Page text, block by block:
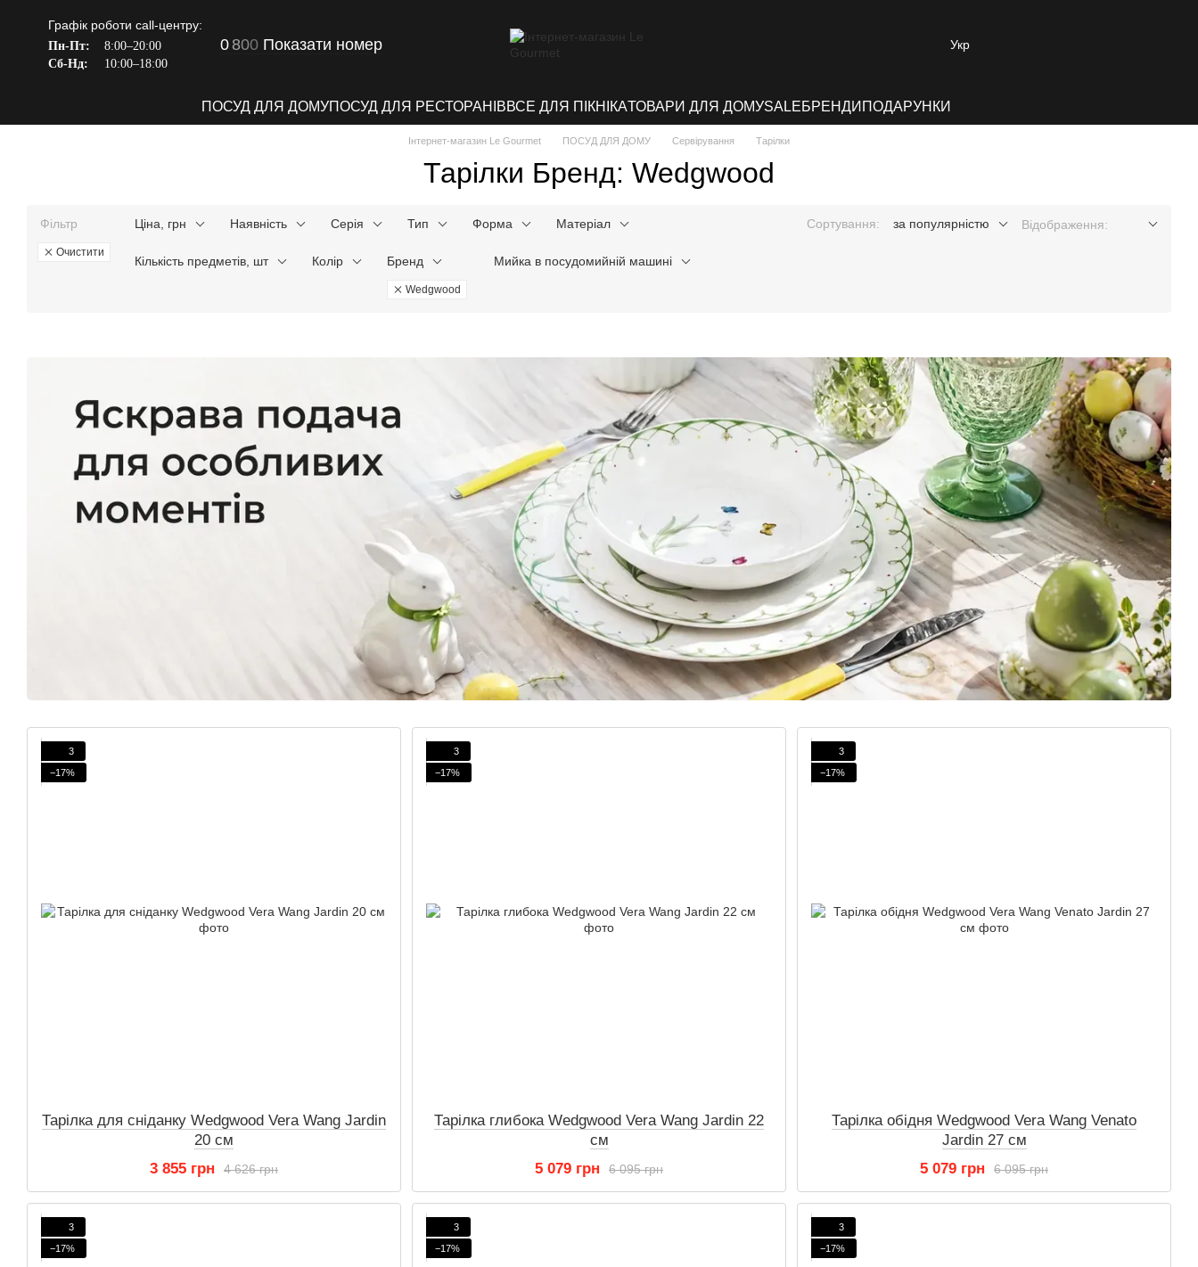
Графік роботи call-центру:
Пн-Пт:
8:00–20:00
Сб-Нд:
10:00–18:00
0800 Показати номер Укр
ПОСУД ДЛЯ ДОМУПОСУД ДЛЯ РЕСТОРАНІВВСЕ ДЛЯ ПІКНІКАТОВАРИ ДЛЯ ДОМУSALEБРЕНДИ ПОДАРУНКИ
Інтернет-магазин Le Gourmet ПОСУД ДЛЯ ДОМУ Сервірування Тарілки
Тарілки Бренд: Wedgwood
Фільтр
Очистити
Ціна, грн Наявність Серія Тип Форма Матеріал
Кількість предметів, шт Колір Бренд
Wedgwood
Мийка в посудомийній машині
Сортування: за популярністю Відображення:
3
−17%
Тарілка для сніданку Wedgwood Vera Wang Jardin
20 см
4 626 грн
3 855 грн
3
−17%
Тарілка глибока Wedgwood Vera Wang Jardin 22
см
6 095 грн
5 079 грн
3
−17%
Тарілка обідня Wedgwood Vera Wang Venato
Jardin 27 см
6 095 грн
5 079 грн
3
−17%
3
−17%
3
−17%